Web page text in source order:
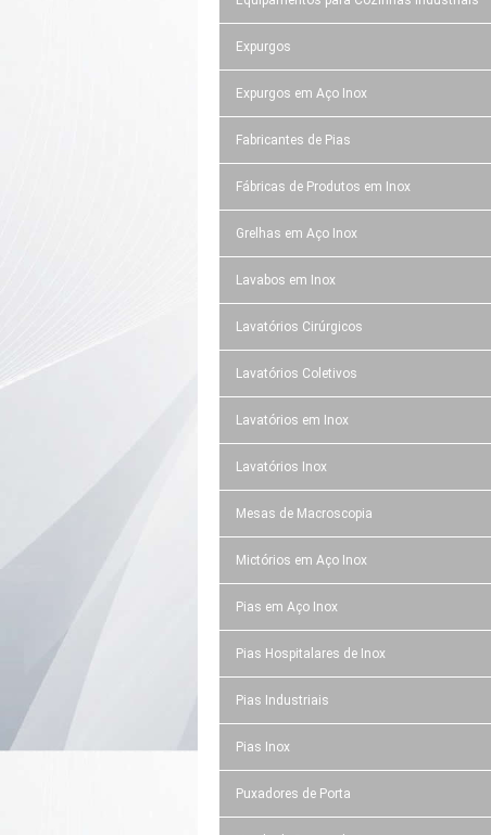
Expurgos
Expurgos em Aço Inox
Fabricantes de Pias
Fábricas de Produtos em Inox
Grelhas em Aço Inox
Lavabos em Inox
Lavatórios Cirúrgicos
Lavatórios Coletivos
Lavatórios em Inox
Lavatórios Inox
Mesas de Macroscopia
Mictórios em Aço Inox
Pias em Aço Inox
Pias Hospitalares de Inox
Pias Industriais
Pias Inox
Puxadores de Porta